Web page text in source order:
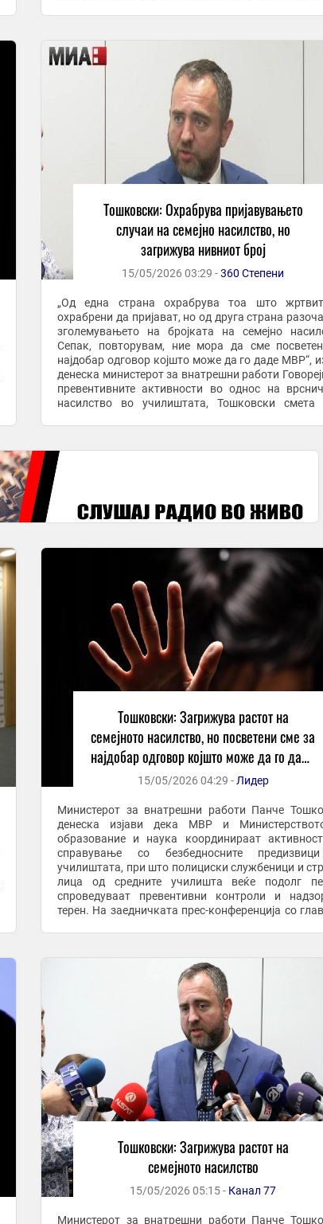
Тошковски: Охрабрува пријавувањето
случаи на семејно насилство, но
загрижува нивниот број
15/05/2026 03:29 -360 Степени
„Од една страна охрабрува тоа што
охрабрени да пријават, но од друга страна
зголемувањето на бројката на семејно
Сепак, повторувам, ние мора да сме
најдобар одговор којшто може да го даде МВР“,
денеска министерот за внатрешни работи
превентивните активности во однос на
насилство во училиштата, Тошковски смета
Тошковски: Загрижува растот на
семејното насилство, но посветени сме за
најдобар одговор којшто може да го даде
МВР
15/05/2026 04:29 - Лидер
Министерот за внатрешни работи Панче
денеска изјави дека МВР и
образование и наука координираат
справување со безбедносните
училиштата, при што полициски службеници и
лица од средните училишта веќе подолг
спроведуваат превентивни контроли и
терен. На заедничката прес-конференција со главниот
Тошковски: Загрижува растот на
семејното насилство
15/05/2026 05:15 - Канал 77
Министерот за внатрешни работи Панче